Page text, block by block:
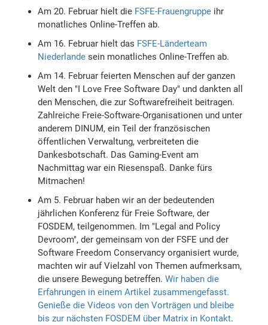
Am 20. Februar hielt die FSFE-Frauengruppe ihr
monatliches Online-Treffen ab.
Am 16. Februar hielt das FSFE-Länderteam
Niederlande sein monatliches Online-Treffen ab.
Am 14. Februar feierten Menschen auf der ganzen
Welt den "I Love Free Software Day" und dankten all
den Menschen, die zur Softwarefreiheit beitragen.
Zahlreiche Freie-Software-Organisationen und unter
anderem DINUM, ein Teil der französischen
öffentlichen Verwaltung, verbreiteten die
Dankesbotschaft. Das Gaming-Event am
Nachmittag war ein Riesenspaß. Danke fürs
Mitmachen!
Am 5. Februar haben wir an der bedeutenden
jährlichen Konferenz für Freie Software, der
FOSDEM, teilgenommen. Im "Legal and Policy
Devroom", der gemeinsam von der FSFE und der
Software Freedom Conservancy organisiert wurde,
machten wir auf Vielzahl von Themen aufmerksam,
die unsere Bewegung betreffen.Wir haben die
Erfahrungen in einem Artikel zusammengefasst.
Genieße die Videos von den Vorträgen und bleibe
bis zur nächsten FOSDEM über Matrix in Kontakt.